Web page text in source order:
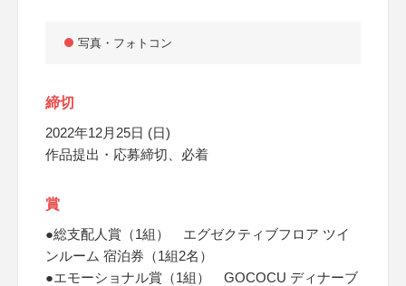
写真・フォトコン
締切
2022年12月25日 (日)
作品提出・応募締切、必着
賞
●総支配人賞（1組） エグゼクティブフロア ツイ
ンルーム 宿泊券（1組2名）
●エモーショナル賞（1組） GOCOCU ディナーブ